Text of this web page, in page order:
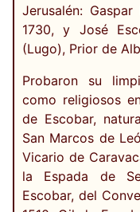
Jerusalén:
1730, y José
(Lugo), Prior de
Probaron su
como religiosos
de Escobar,
San Marcos de
Vicario de
la Espada de
Escobar, del